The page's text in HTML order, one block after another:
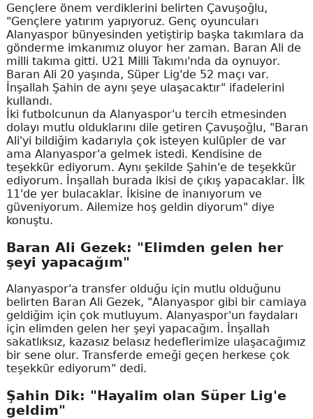
Gençlere önem verdiklerini belirten Çavuşoğlu,
"Gençlere yatırım yapıyoruz. Genç oyuncuları
Alanyaspor bünyesinden yetiştirip başka takımlara da
gönderme imkanımız oluyor her zaman. Baran Ali de
milli takıma gitti. U21 Milli Takımı'nda da oynuyor.
Baran Ali 20 yaşında, Süper Lig'de 52 maçı var.
İnşallah Şahin de aynı şeye ulaşacaktır" ifadelerini
kullandı.
İki futbolcunun da Alanyaspor'u tercih etmesinden
dolayı mutlu olduklarını dile getiren Çavuşoğlu, "Baran
Ali'yi bildiğim kadarıyla çok isteyen kulüpler de var
ama Alanyaspor'a gelmek istedi. Kendisine de
teşekkür ediyorum. Aynı şekilde Şahin'e de teşekkür
ediyorum. İnşallah burada ikisi de çıkış yapacaklar. İlk
11'de yer bulacaklar. İkisine de inanıyorum ve
güveniyorum. Ailemize hoş geldin diyorum" diye
konuştu.
Baran Ali Gezek: "Elimden gelen her
şeyi yapacağım"
Alanyaspor'a transfer olduğu için mutlu olduğunu
belirten Baran Ali Gezek, "Alanyaspor gibi bir camiaya
geldiğim için çok mutluyum. Alanyaspor'un faydaları
için elimden gelen her şeyi yapacağım. İnşallah
sakatlıksız, kazasız belasız hedeflerimize ulaşacağımız
bir sene olur. Transferde emeği geçen herkese çok
teşekkür ediyorum" dedi.
Şahin Dik: "Hayalim olan Süper Lig'e
geldim"